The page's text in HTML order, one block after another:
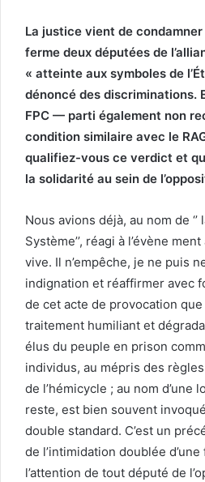
La justice vient de
ferme deux députées de
« atteinte aux symboles de
dénoncé des discriminations.
FPC — parti également non
condition similaire avec le
qualifiez-vous ce verdict et
la solidarité au sein de
Nous avions déjà, au nom de
Système’’, réagi à l’évène
vive. Il n’empêche, je ne puis
indignation et réaffirmer avec
de cet acte de provocation que
traitement humiliant et
élus du peuple en prison
individus, au mépris des
de l’hémicycle ; au nom d’une
reste, est bien souvent
double standard. C’est un
de l’intimidation doublée
l’attention de tout député de